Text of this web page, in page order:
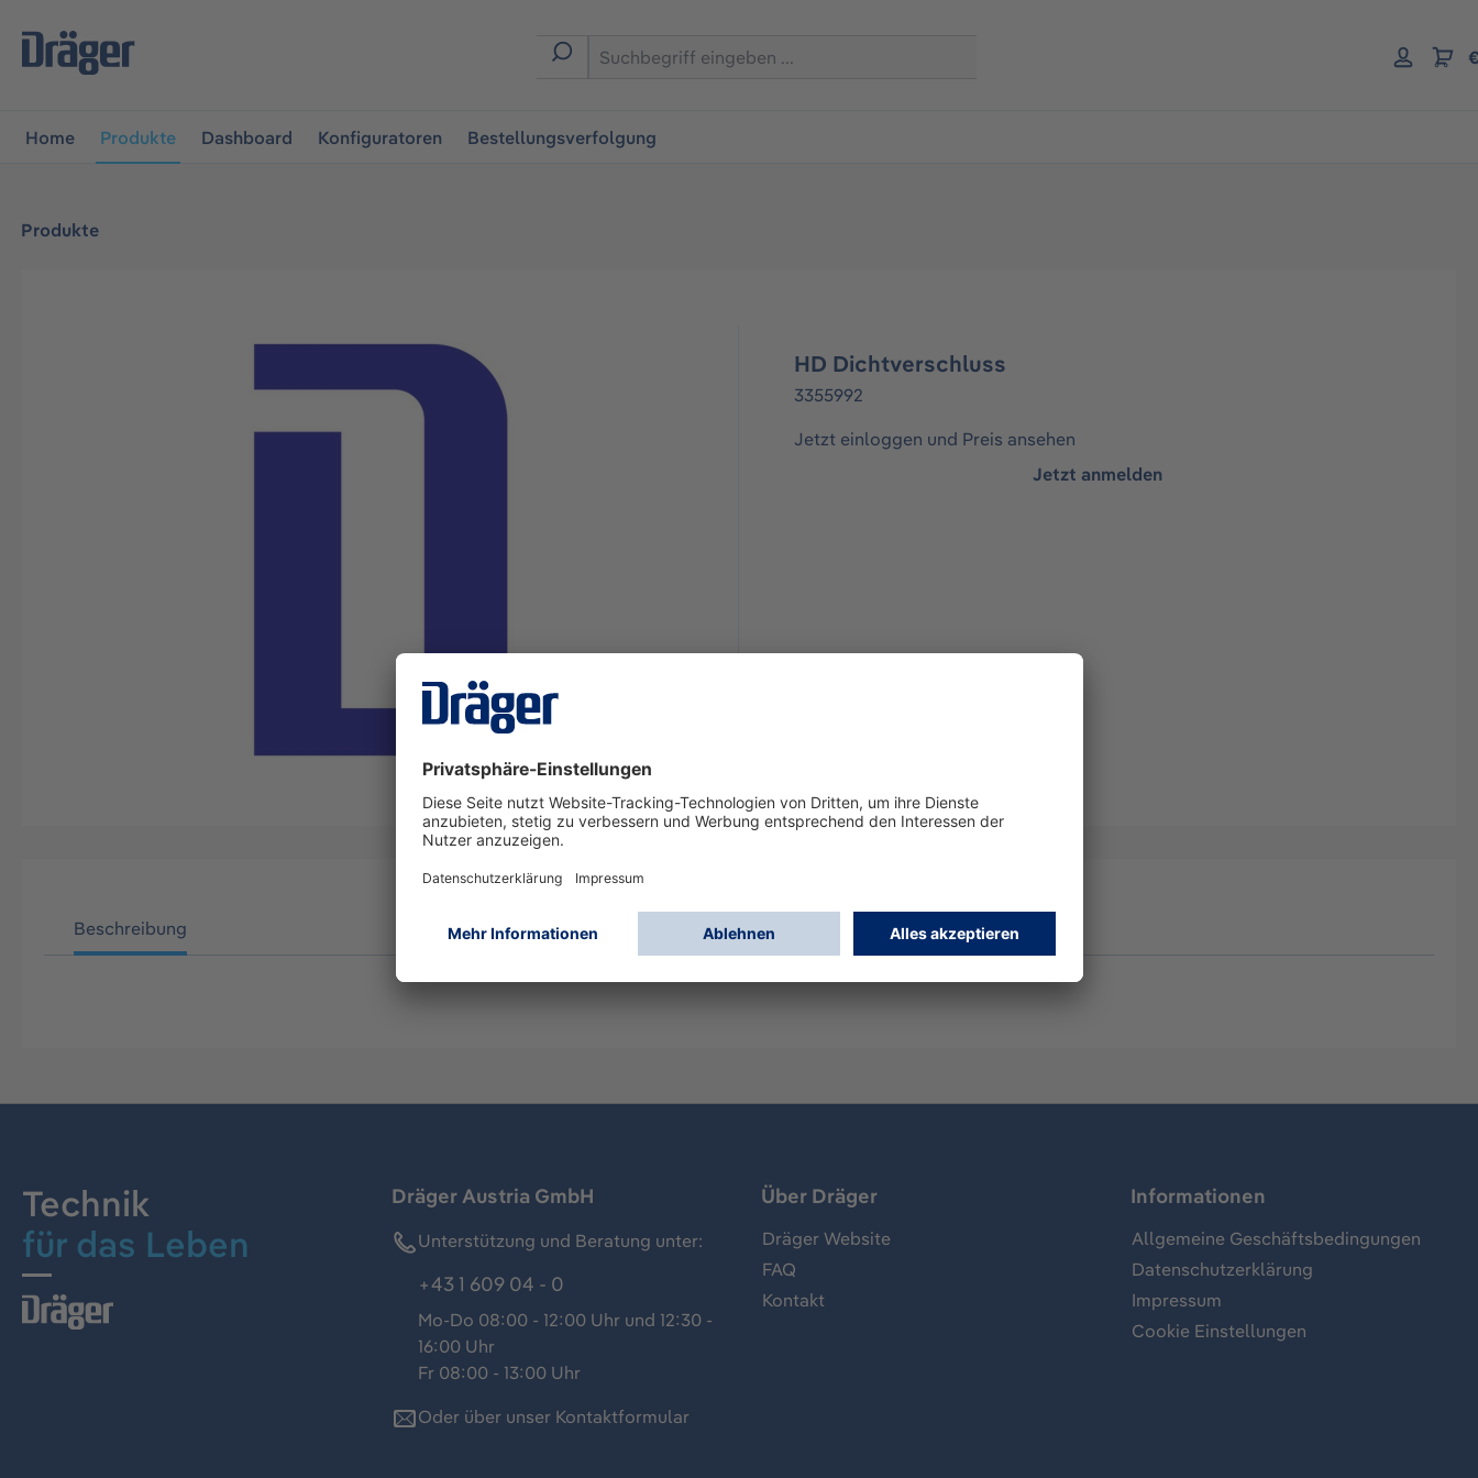
springen
Home Produkte Dashboard Konfiguratoren Bestellungsverfolgung
Produkte
HD Dichtverschluss
3355992
Jetzt einloggen und Preis ansehen
Jetzt anmelden
Beschreibung
Technik
für das Leben
Dräger Austria GmbH
Unterstützung und Beratung unter:
+43 1 609 04 - 0
Mo-Do 08:00 - 12:00 Uhr und 12:30 -
16:00 Uhr
Fr 08:00 - 13:00 Uhr
Oder über unser Kontaktformular
Über Dräger
Dräger Website
FAQ
Kontakt
Informationen
Allgemeine Geschäftsbedingungen
Datenschutzerklärung
Impressum
Cookie Einstellungen